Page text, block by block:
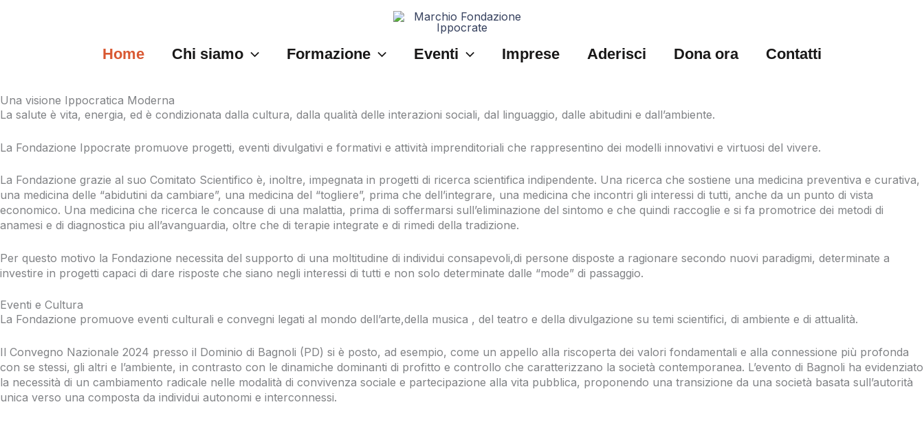
Home Chi siamo Formazione Eventi Imprese Aderisci Dona ora Contatti
Una visione Ippocratica Moderna
La salute è vita, energia, ed è condizionata dalla cultura, dalla qualità delle interazioni sociali, dal linguaggio, dalle abitudini e dall’ambiente.
La Fondazione Ippocrate promuove progetti, eventi divulgativi e formativi e attività imprenditoriali che rappresentino dei modelli innovativi e virtuosi del vivere.
La Fondazione grazie al suo Comitato Scientifico è, inoltre, impegnata in progetti di ricerca scientifica indipendente. Una ricerca che sostiene una medicina preventiva e curativa,
una medicina delle “abidutini da cambiare”, una medicina del “togliere”, prima che dell’integrare, una medicina che incontri gli interessi di tutti, anche da un punto di vista
economico. Una medicina che ricerca le concause di una malattia, prima di soffermarsi sull’eliminazione del sintomo e che quindi raccoglie e si fa promotrice dei metodi di
anamesi e di diagnostica piu all’avanguardia, oltre che di terapie integrate e di rimedi della tradizione.
Per questo motivo la Fondazione necessita del supporto di una moltitudine di individui consapevoli,di persone disposte a ragionare secondo nuovi paradigmi, determinate a
investire in progetti capaci di dare risposte che siano negli interessi di tutti e non solo determinate dalle “mode” di passaggio.
Eventi e Cultura
La Fondazione promuove eventi culturali e convegni legati al mondo dell’arte,della musica , del teatro e della divulgazione su temi scientifici, di ambiente e di attualità.
Il Convegno Nazionale 2024 presso il Dominio di Bagnoli (PD) si è posto, ad esempio, come un appello alla riscoperta dei valori fondamentali e alla connessione più profonda
con se stessi, gli altri e l’ambiente, in contrasto con le dinamiche dominanti di profitto e controllo che caratterizzano la società contemporanea. L’evento di Bagnoli ha evidenziato
la necessità di un cambiamento radicale nelle modalità di convivenza sociale e partecipazione alla vita pubblica, proponendo una transizione da una società basata sull’autorità
unica verso una composta da individui autonomi e interconnessi.